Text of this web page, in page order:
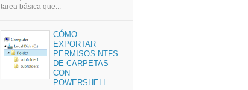
tarea básica que...
CÓMO
EXPORTAR
PERMISOS NTFS
DE CARPETAS
CON
POWERSHELL